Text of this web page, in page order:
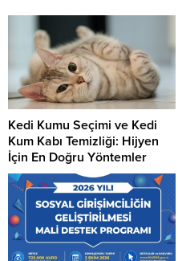
Kedi Kumu Seçimi ve Kedi
Kum Kabı Temizliği: Hijyen
İçin En Doğru Yöntemler